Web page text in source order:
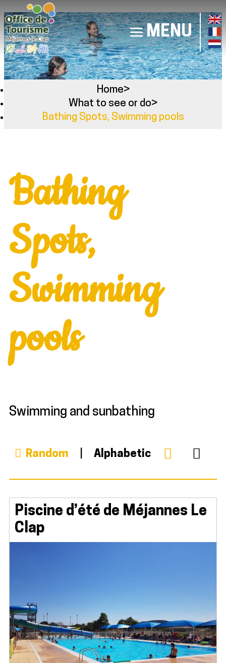
MENU
Home>
What to see or do>
Bathing Spots, Swimming pools
Bathing
Spots,
Swimming
pools
Swimming and sunbathing
Random Alphabetic
Piscine d’été de Méjannes Le
Clap